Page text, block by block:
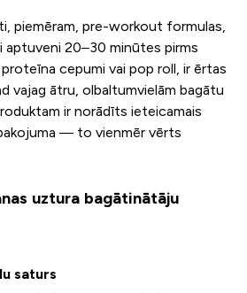
piemēram, pre-workout formulas,
aptuveni 20–30 minūtes pirms
cepumi vai pop roll, ir ērtas
vajag ātru, olbaltumvielām bagātu
ir norādīts ieteicamais
— to vienmēr vērts
uztura bagātinātāju
saturs